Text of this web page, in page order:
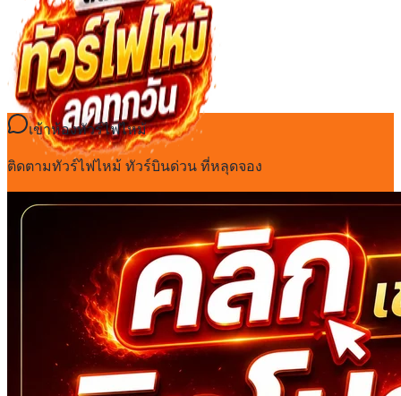
เข้าห้องทัวร์ไฟไหม้
ติดตามทัวร์ไฟไหม้ ทัวร์บินด่วน ที่หลุดจอง